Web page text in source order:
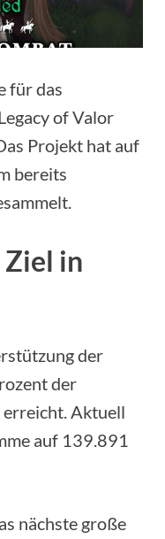
für das
of Valor
Projekt hat auf
bereits
Ziel in
der
der
Aktuell
auf 139.891
nächste große